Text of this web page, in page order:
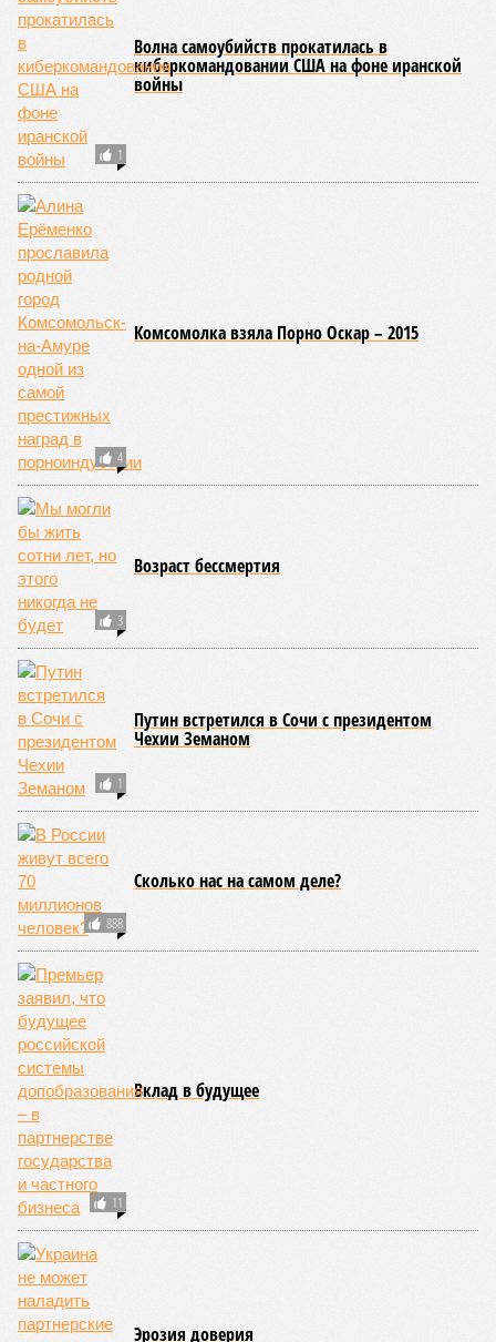
вулканическое огненное кольцо, включающее Индонезию,
Японию и западное побережье Северной и Южной Америки.
Турция, Иран, Индия и Непал также расположены на очень
активных линиях разломов тектонических плит. Не
исключение и центральная часть США – причина в Нью-
Мадридском разломе в штате Миссури. Землетрясения
средней силы – явление, в общем-то, обычное и вполне
сносное, но периодически, раз в несколько столетий,
трясёт так, что мало не покажется никому. К примеру, в
самом конце 2004 года бахнуло близ побережья
индонезийского острова Суматра, а следом пошли
огромные, превышающие высоту 15 метров, волны. Итог –
250 тыс. погибших.
На втором месте в рейтинге A-Z Animals как раз цунами. В
этом плане к уязвимым регионам относятся: побережье
Индийского океана, тихо­океанские побережья Японии и
США, а также некоторые районы Карибского бассейна и
Средиземноморья. То есть в зоне риска уже не только
Поднебесная с Индией – не так ли?
«Бронзу» получают извержения супервулканов – «Наша
Версия» уже
окончательно проснётся знаменитый Йеллоустоун. Это
грозит не только уничтожением части Соединённых
Штатов, но и общепланетарной катастрофой вплоть до
возникновения «вулканической зимы». Флегрейские поля в
Италии, кстати, тоже не стоит сбрасывать со счетов. Равно
как и многие другие до поры спящие вулканические
районы.
Невидимый убийца
Упоминают эксперты и жару вкупе с засухой и
следующими отсюда лесными пожарами. Тут в группе
риска запад США, юг Европы, Австралия, Ближний Восток,
а также некоторые районы Бразилии и Африки к югу от
Сахары. Леса начинают гореть всё чаще и чаще,
достаточно посмотреть общемировую статистику; сотни
тысяч людей остаются без крова, десятки тысяч – гибнут.
Но проблема не только в этом. Проблема ещё и в том, что
огонь уничтожает лесную экосистему, сельское хозяйство
и кропотливо созданную человеком инфраструктуру.
Учитывая то, что пожары начинают становиться чуть ли не
ежегодной реальностью на фоне глобального потепления,
год за годом их будет всё больше, и здесь уже среди
прочего в большой опасности Европа. Небывалая жара,
зафиксированная в этом и прошлом годах в Италии и во
Франции, тому лучшее подтверждение.
Есть в перечне A-Z Animals и экзотика, впрочем, не менее
смертоносная. Это, в частности, «лимнические
извержения», о которых мало кто слышал. Речь идёт о
явлениях, когда большое количество углекислого газа
внезапно вырывается из глубин озёр, образуя невидимое
удушающее газовое облако, которое безжалостно убивает
людей и животных. Катастрофа на озере Ньос в Камеруне
в 1986 году остаётся одним из наиболее чудовищных
примеров: более 1700 человек и тысячи голов скота